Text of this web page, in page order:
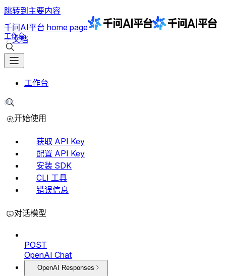
跳转到主要内容
千问AI平台 home page
文档
工作台
工作台
⌘K
开始使用
获取 API Key
配置 API Key
安装 SDK
CLI 工具
错误信息
对话模型
POST
OpenAI Chat
OpenAI Responses